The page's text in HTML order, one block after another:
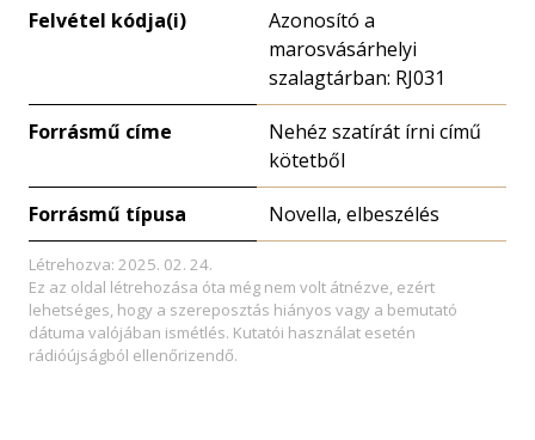
Felvétel kódja(i)
Azonosító a
marosvásárhelyi
szalagtárban: RJ031
Forrásmű címe
Nehéz szatírát írni című
kötetből
Forrásmű típusa Novella, elbeszélés
Létrehozva: 2025. 02. 24.
Ez az oldal létrehozása óta még nem volt átnézve, ezért
lehetséges, hogy a szereposztás hiányos vagy a bemutató
dátuma valójában ismétlés. Kutatói használat esetén
rádióújságból ellenőrizendő.